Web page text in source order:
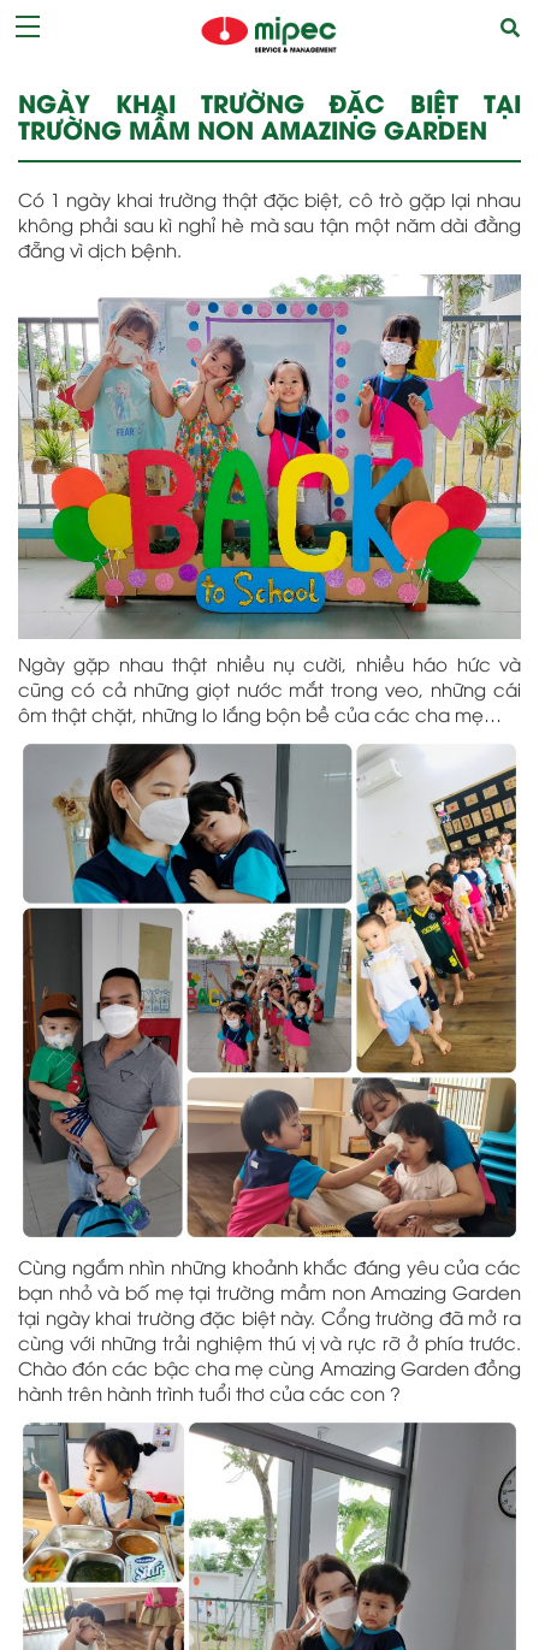
NGÀY KHAI TRƯỜNG ĐẶC BIỆT TẠI
TRƯỜNG MẦM NON AMAZING GARDEN
Có 1 ngày khai trường thật đặc biệt, cô trò gặp lại nhau
không phải sau kì nghỉ hè mà sau tận một năm dài đằng
đẵng vì dịch bệnh.
Ngày gặp nhau thật nhiều nụ cười, nhiều háo hức và
cũng có cả những giọt nước mắt trong veo, những cái
ôm thật chặt, những lo lắng bộn bề của các cha mẹ…
Cùng ngắm nhìn những khoảnh khắc đáng yêu của các
bạn nhỏ và bố mẹ tại trường mầm non Amazing Garden
tại ngày khai trường đặc biệt này. Cổng trường đã mở ra
cùng với những trải nghiệm thú vị và rực rỡ ở phía trước.
Chào đón các bậc cha mẹ cùng Amazing Garden đồng
hành trên hành trình tuổi thơ của các con ?